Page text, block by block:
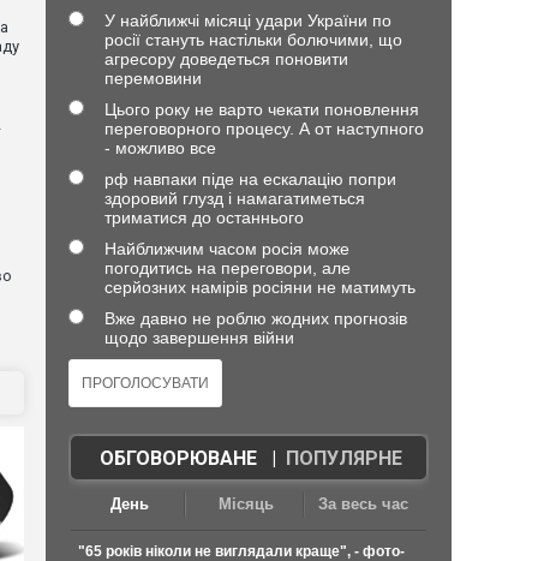
У найближчі місяці удари України по
росії стануть настільки болючими, що
агресору доведеться поновити
перемовини
Цього року не варто чекати поновлення
переговорного процесу. А от наступного
- можливо все
рф навпаки піде на ескалацію попри
здоровий глузд і намагатиметься
триматися до останнього
Найближчим часом росія може
погодитись на переговори, але
серйозних намірів росіяни не матимуть
Вже давно не роблю жодних прогнозів
щодо завершення війни
ОБГОВОРЮВАНЕ| ПОПУЛЯРНЕ
День Місяць За весь час
"65 років ніколи не виглядали краще", - фото-